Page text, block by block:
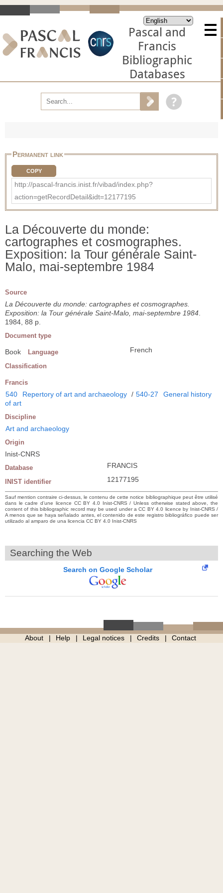
Pascal and
Francis
Bibliographic
Databases
Permanent link
COPY
http://pascal-francis.inist.fr/vibad/index.php?
action=getRecordDetail&idt=12177195
La Découverte du monde:
cartographes et cosmographes.
Exposition: la Tour générale Saint-
Malo, mai-septembre 1984
Source
La Découverte du monde: cartographes et cosmographes.
Exposition: la Tour générale Saint-Malo, mai-septembre 1984
1984, 88 p.
Document type
Book Language French
Classification
Francis
540 Repertory of art and archaeology / 540-27
General history
of art
Discipline
Art and archaeology
Origin
Inist-CNRS
Database FRANCIS
INIST identifier 12177195
Sauf mention contraire ci-dessus, le contenu de cette notice bibliographique peut être utilisé
dans le cadre d’une licence CC BY 4.0 Inist-CNRS / Unless otherwise stated above, the
content of this bibliographic record may be used under a CC BY 4.0 licence by Inist-CNRS /
A menos que se haya señalado antes, el contenido de este registro bibliográfico puede ser
utilizado al amparo de una licencia CC BY 4.0 Inist-CNRS
Searching the Web
Search on Google Scholar
About Help Legal notices Credits Contact